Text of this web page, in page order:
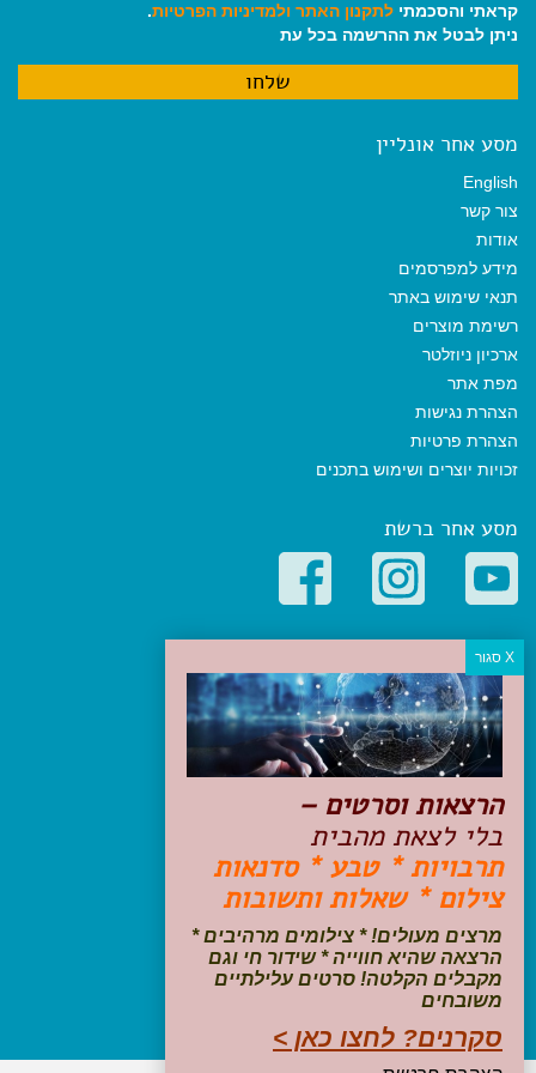
קראתי והסכמתי לתקנון האתר ולמדיניות הפרטיות.
ניתן לבטל את ההרשמה בכל עת
מסע אחר אונליין
English
צור קשר
אודות
מידע למפרסמים
תנאי שימוש באתר
רשימת מוצרים
ארכיון ניוזלטר
מפת אתר
הצהרת נגישות
הצהרת פרטיות
זכויות יוצרים ושימוש בתכנים
מסע אחר ברשת
קטגוריות פופולריות
יעדים
טיולים בישראל
מלונות בוטיק בישראל
טיפים והמלצות
הכנות לנסיעה
טיולי ג'יפים
טיולים עם ילדים
שייט, הפלגות, קרוזים
עקבו אחרינו בפייסבוק
הרצאות וסרטים –
בלי לצאת מהבית
תרבויות * טבע * סדנאות
צילום * שאלות ותשובות
מרצים מעולים! * צילומים מרהיבים *
הרצאה שהיא חווייה * שידור חי וגם
מקבלים הקלטה! סרטים עלילתיים
משובחים
סקרנים? לחצו כאן >